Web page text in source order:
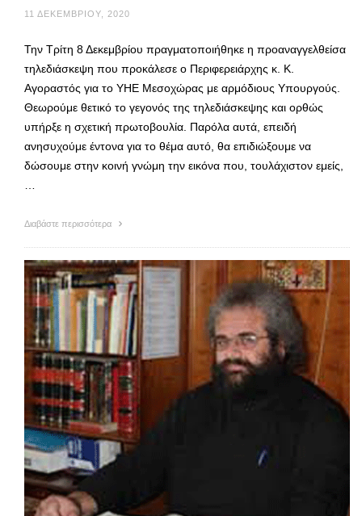
11 ΔΕΚΕΜΒΡΊΟΥ, 2020
Την Τρίτη 8 Δεκεμβρίου πραγματοποιήθηκε η προαναγγελθείσα
τηλεδιάσκεψη που προκάλεσε ο Περιφερειάρχης κ. Κ.
Αγοραστός για το ΥΗΕ Μεσοχώρας με αρμόδιους Υπουργούς.
Θεωρούμε θετικό το γεγονός της τηλεδιάσκεψης και ορθώς
υπήρξε η σχετική πρωτοβουλία. Παρόλα αυτά, επειδή
ανησυχούμε έντονα για το θέμα αυτό, θα επιδιώξουμε να
δώσουμε στην κοινή γνώμη την εικόνα που, τουλάχιστον εμείς,
Διαβάστε περισσότερα